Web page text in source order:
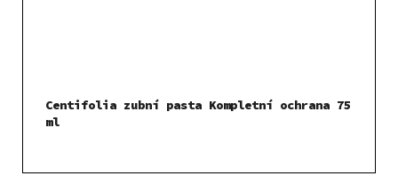
Centifolia zubní pasta Kompletní ochrana 75
ml